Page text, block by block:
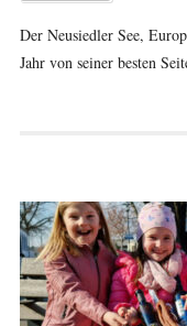
Der Neusiedler See,
Jahr von seiner besten